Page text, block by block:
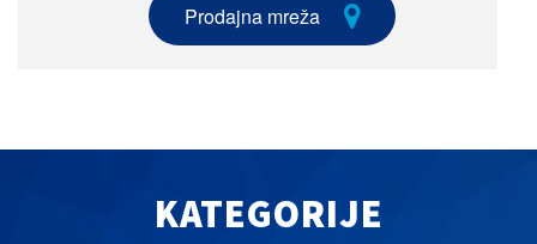
Prodajna mreža
KATEGORIJE